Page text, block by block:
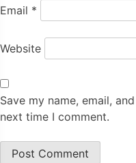
Email *
Website
Save my name, email,
next time I comment.